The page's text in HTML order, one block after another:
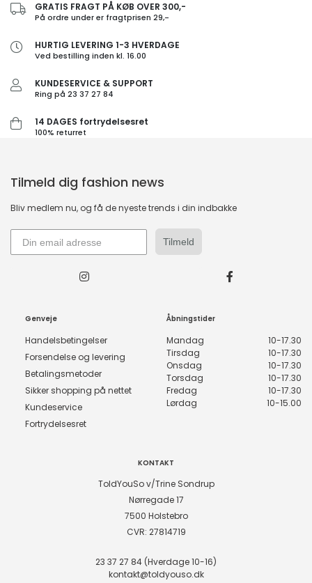
GRATIS FRAGT PÅ KØB OVER 300,-
På ordre under er fragtprisen 29,-
HURTIG LEVERING 1-3 HVERDAGE
Ved bestilling inden kl. 16.00
KUNDESERVICE & SUPPORT
Ring på 23 37 27 84
14 DAGES fortrydelsesret
100% returret
Tilmeld dig fashion news
Bliv medlem nu, og få de nyeste trends i din indbakke
Tilmeld
Genveje
Handelsbetingelser
Forsendelse og levering
Betalingsmetoder
Sikker shopping på nettet
Kundeservice
Fortrydelsesret
Åbningstider
Mandag
10-17.30
Tirsdag
10-17.30
Onsdag
10-17.30
Torsdag
10-17.30
Fredag
10-17.30
Lørdag
10-15.00
KONTAKT
ToldYouSo v/Trine Sondrup
Nørregade 17
7500 Holstebro
CVR: 27814719
23 37 27 84 (Hverdage 10-16)
kontakt@toldyouso.dk